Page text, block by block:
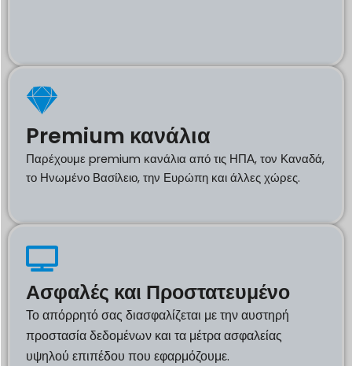
Premium κανάλια
Παρέχουμε premium κανάλια από τις ΗΠΑ, τον Καναδά,
το Ηνωμένο Βασίλειο, την Ευρώπη και άλλες χώρες.
Ασφαλές και Προστατευμένο
Το απόρρητό σας διασφαλίζεται με την αυστηρή
προστασία δεδομένων και τα μέτρα ασφαλείας
υψηλού επιπέδου που εφαρμόζουμε.